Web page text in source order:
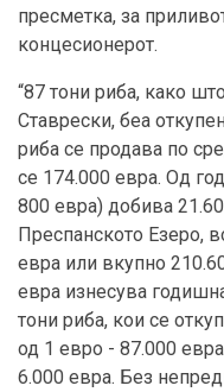
пресметка, за
концесионерот.
“87 тони риба, како
Ставрески, беа
риба се продава по
се 174.000 евра. Од
800 евра) добива
Преспанското Езеро,
евра или вкупно
евра изнесува
тони риба, кои се
од 1 евро - 87.000
6.000 евра. Без